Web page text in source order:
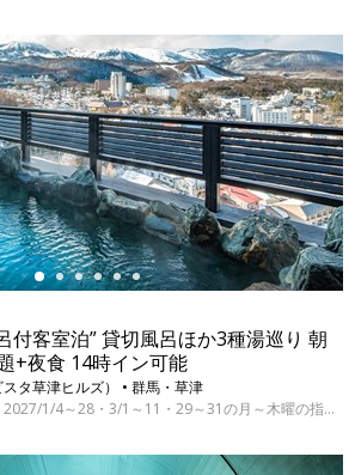
付客室泊” 貸切風呂ほか3種湯巡り 朝
+夜食 14時イン可能
タ草津ヒルズ） • 群馬・草津
10/6、7・11/24～12/17・2027/1/4～28・3/1～11・29～31の月～木曜の指定日